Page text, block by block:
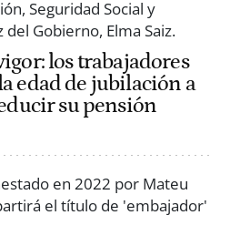
los trabajadores
edad de jubilación a
su pensión